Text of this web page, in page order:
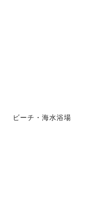
ビーチ・海水浴場